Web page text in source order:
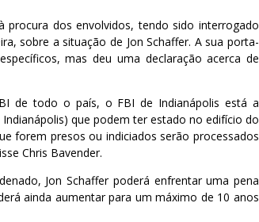
procura dos envolvidos, tendo sido interrogado
sobre a situação de Jon Schaffer. A sua porta-
mas deu uma declaração acerca de
de todo o país, o FBI de Indianápolis está a
que podem ter estado no edifício do
forem presos ou indiciados serão processados
Chris Bavender.
Jon Schaffer poderá enfrentar uma pena
ainda aumentar para um máximo de 10 anos